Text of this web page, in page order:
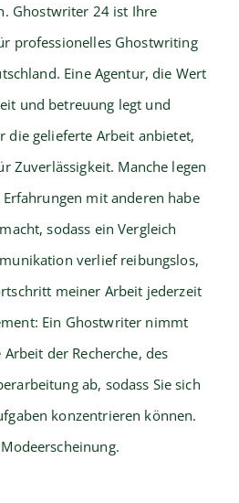
Ghostwriter 24 ist Ihre
professionelles Ghostwriting
Eine Agentur, die Wert
und betreuung legt und
die gelieferte Arbeit anbietet,
Zuverlässigkeit. Manche legen
mit anderen habe
sodass ein Vergleich
verlief reibungslos,
meiner Arbeit jederzeit
Ein Ghostwriter nimmt
der Recherche, des
ab, sodass Sie sich
konzentrieren können.